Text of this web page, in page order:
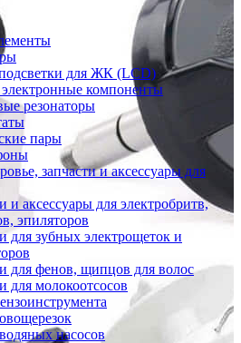
для ЖК (LCD)
компоненты
резонаторы
пары
запчасти и аксессуары для
и аксессуары для электробритв,
эпиляторов
для зубных электрощеток и
для фенов, щипцов для волос
для молокоотсосов
насосов